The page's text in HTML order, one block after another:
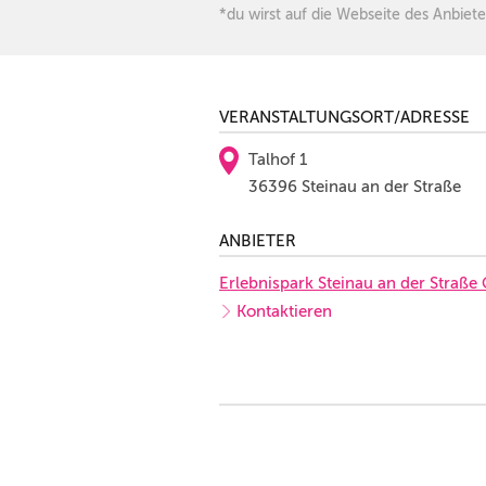
*du wirst auf die Webseite des
VERANSTALTUNGSORT/ADRESSE
Talhof 1
36396 Steinau an der Straße
ANBIETER
Erlebnispark Steinau an der Straße
Kontaktieren